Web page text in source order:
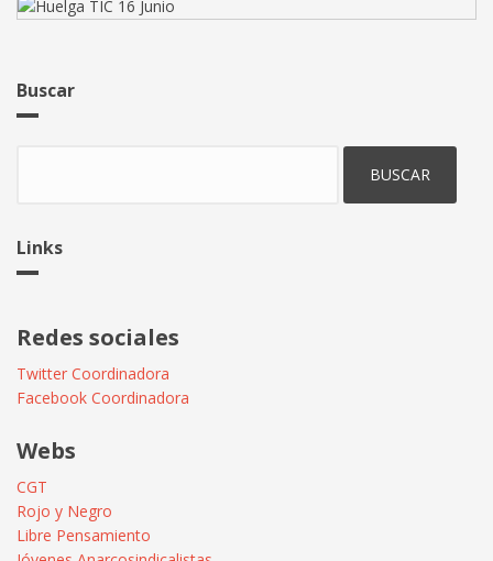
Buscar
Links
Redes sociales
Twitter Coordinadora
Facebook Coordinadora
Webs
CGT
Rojo y Negro
Libre Pensamiento